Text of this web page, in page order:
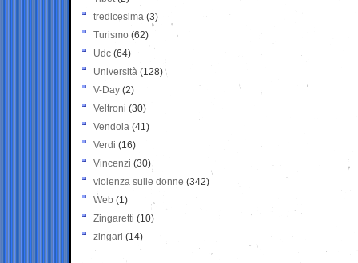
tredicesima (3)
Turismo (62)
Udc (64)
Università (128)
V-Day (2)
Veltroni (30)
Vendola (41)
Verdi (16)
Vincenzi (30)
violenza sulle donne (342)
Web (1)
Zingaretti (10)
zingari (14)